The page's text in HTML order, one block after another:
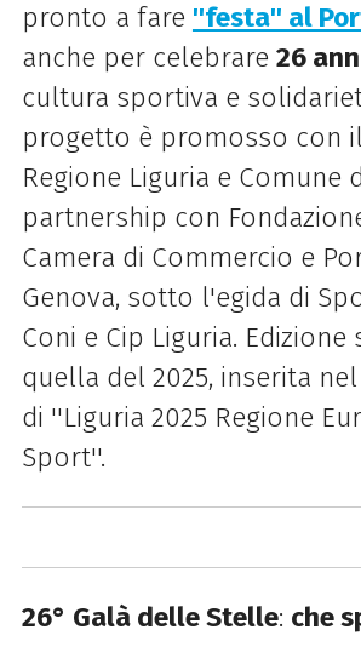
pronto a fare ''festa'' al
anche per celebrare 26
cultura sportiva e
progetto è promosso con
Regione Liguria e Comune
partnership con
Camera di Commercio e
Genova, sotto l'egida di
Coni e Cip Liguria. Edizione
quella del 2025, inserita
di ''Liguria 2025 Regione
Sport''.
26° Galà delle Stelle: che